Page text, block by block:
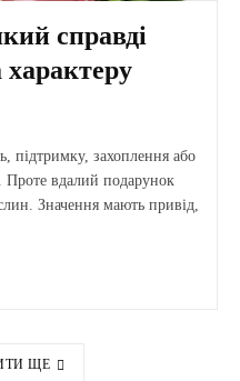
справді
характеру
підтримку, захоплення або
Проте вдалий подарунок
Значення мають привід,
ЩЕ